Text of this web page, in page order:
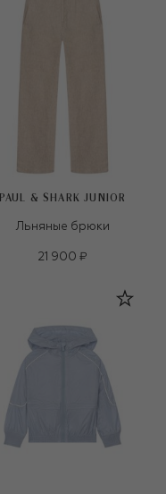
PAUL & SHARK JUNIOR
Льняные брюки
21 900 ₽